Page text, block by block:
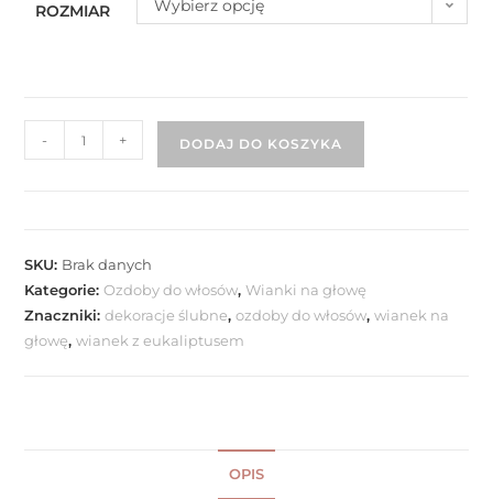
ROZMIAR Wybierz opcję
- + DODAJ DO KOSZYKA
SKU: Brak danych
Kategorie:Ozdoby do włosów,Wianki na głowę
Znaczniki:dekoracje ślubne,ozdoby do włosów,wianek na
głowę,wianek z eukaliptusem
OPIS